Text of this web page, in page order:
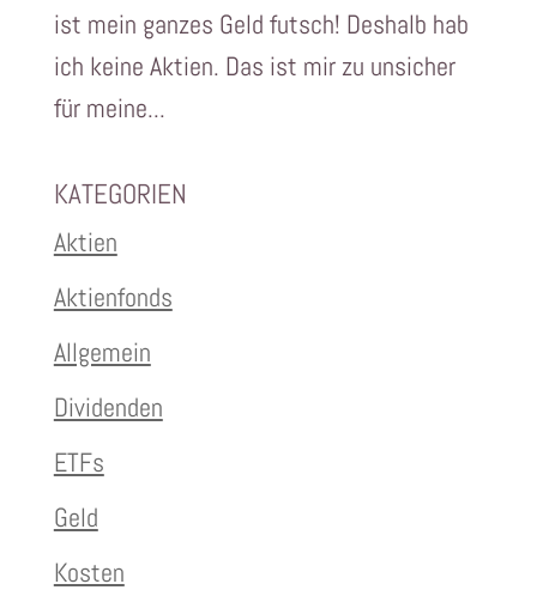
ist mein ganzes Geld futsch! Deshalb hab
ich keine Aktien. Das ist mir zu unsicher
für meine...
KATEGORIEN
Aktien
Aktienfonds
Allgemein
Dividenden
ETFs
Geld
Kosten